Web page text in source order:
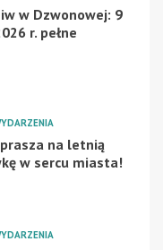
w Dzwonowej: 9
r. pełne
na letnią
w sercu miasta!